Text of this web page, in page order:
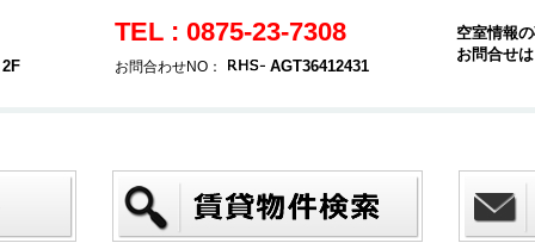
TEL : 0875-23-7308
お問合わせNO： AGT36412431
空室情報
お問合せ